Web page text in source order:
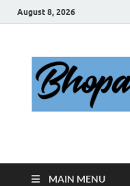
August 8, 2026
Bhopal
MAIN MENU